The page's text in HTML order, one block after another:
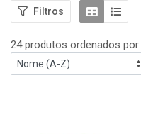
Filtros
24 produtos ordenados por: